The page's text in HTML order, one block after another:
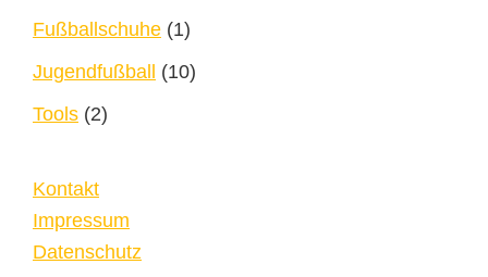
Fußballschuhe (1)
Jugendfußball
(10)
Tools (2)
Kontakt
Impressum
Datenschutz